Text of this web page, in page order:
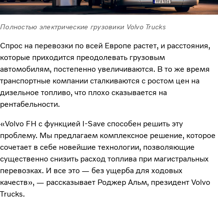
Полностью электрические грузовики Volvo Trucks
Спрос на перевозки по всей Европе растет, и расстояния,
которые приходится преодолевать грузовым
автомобилям, постепенно увеличиваются. В то же время
транспортные компании сталкиваются с ростом цен на
дизельное топливо, что плохо сказывается на
рентабельности.
«Volvo FH с функцией I-Save способен решить эту
проблему. Мы предлагаем комплексное решение, которое
сочетает в себе новейшие технологии, позволяющие
существенно снизить расход топлива при магистральных
перевозках. И все это — без ущерба для ходовых
качеств», — рассказывает Роджер Альм, президент Volvo
Trucks.